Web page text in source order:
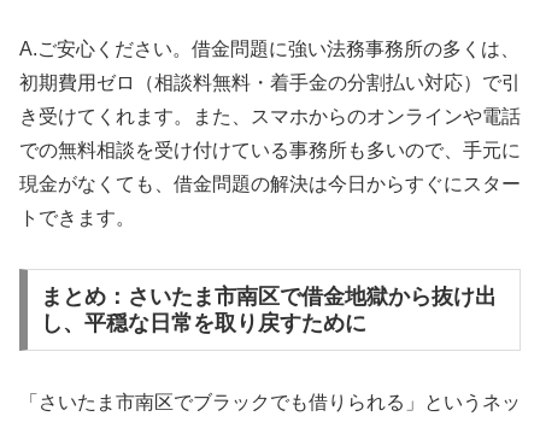
A.ご安心ください。借金問題に強い法務事務所の多くは、
初期費用ゼロ（相談料無料・着手金の分割払い対応）で引
き受けてくれます。また、スマホからのオンラインや電話
での無料相談を受け付けている事務所も多いので、手元に
現金がなくても、借金問題の解決は今日からすぐにスター
トできます。
まとめ：さいたま市南区で借金地獄から抜け出
し、平穏な日常を取り戻すために
「さいたま市南区でブラックでも借りられる」というネッ